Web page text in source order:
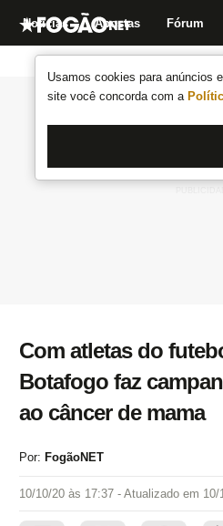
Usamos cookies para anúncios
site você concorda com a
Notícias Apostas Fórum
Com atletas do
Botafogo faz
ao câncer de mama
Por: FogãoNET
10/10/20 às 17:37 - Atualizado em 10/